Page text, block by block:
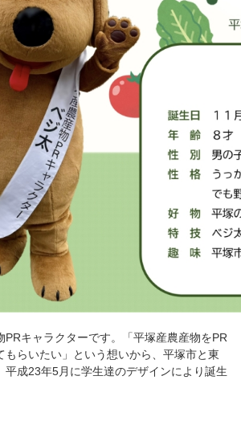
PRキャラクターです。「平塚産農産物をPR
もらいたい」という想いから、平塚市と東
平成23年5月に学生達のデザインにより誕生